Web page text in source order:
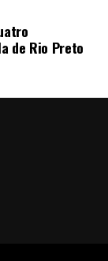
de Rio Preto